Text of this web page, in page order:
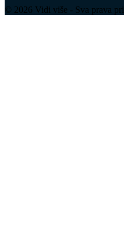
© 2026 Vidi više - Sva prava